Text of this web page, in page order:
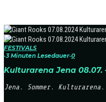
FESTIVALS
·3 Minuten Lesedauer·0
Kulturarena Jena 08.07.
Jena. Sommer. Kulturarena.